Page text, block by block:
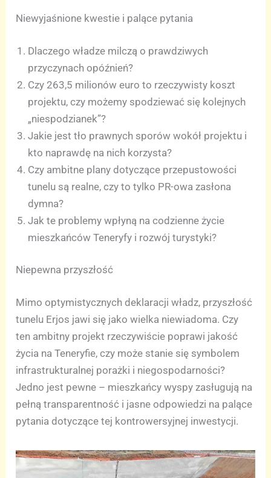
Niewyjaśnione kwestie i palące pytania
Dlaczego władze milczą o prawdziwych
przyczynach opóźnień?
Czy 263,5 milionów euro to rzeczywisty koszt
projektu, czy możemy spodziewać się kolejnych
„niespodzianek”?
Jakie jest tło prawnych sporów wokół projektu i
kto naprawdę na nich korzysta?
Czy ambitne plany dotyczące przepustowości
tunelu są realne, czy to tylko PR-owa zasłona
dymna?
Jak te problemy wpłyną na codzienne życie
mieszkańców Teneryfy i rozwój turystyki?
Niepewna przyszłość
Mimo optymistycznych deklaracji władz, przyszłość
tunelu Erjos jawi się jako wielka niewiadoma. Czy
ten ambitny projekt rzeczywiście poprawi jakość
życia na Teneryfie, czy może stanie się symbolem
infrastrukturalnej porażki i niegospodarności?
Jedno jest pewne – mieszkańcy wyspy zasługują na
pełną transparentność i jasne odpowiedzi na palące
pytania dotyczące tej kontrowersyjnej inwestycji.